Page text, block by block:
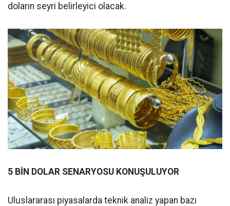
doların seyri belirleyici olacak.
5 BİN DOLAR SENARYOSU KONUŞULUYOR
Uluslararası piyasalarda teknik analiz yapan bazı